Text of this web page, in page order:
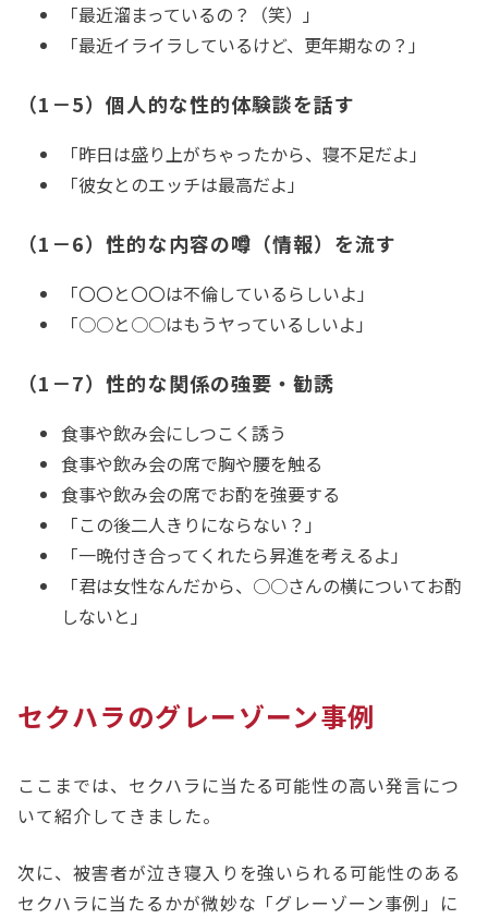
「最近溜まっているの？（笑）」
「最近イライラしているけど、更年期なの？」
（1－5）個人的な性的体験談を話す
「昨日は盛り上がちゃったから、寝不足だよ」
「彼女とのエッチは最高だよ」
（1－6）性的な内容の噂（情報）を流す
「〇〇と〇〇は不倫しているらしいよ」
「○○と○○はもうヤっているしいよ」
（1－7）性的な関係の強要・勧誘
食事や飲み会にしつこく誘う
食事や飲み会の席で胸や腰を触る
食事や飲み会の席でお酌を強要する
「この後二人きりにならない？」
「一晩付き合ってくれたら昇進を考えるよ」
「君は女性なんだから、○○さんの横についてお酌
しないと」
セクハラのグレーゾーン事例
ここまでは、セクハラに当たる可能性の高い発言につ
いて紹介してきました。
次に、被害者が泣き寝入りを強いられる可能性のある
セクハラに当たるかが微妙な「グレーゾーン事例」に